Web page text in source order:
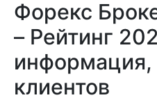
Форекс
– Рейтинг
информация,
клиентов